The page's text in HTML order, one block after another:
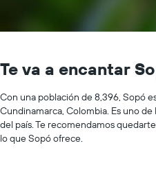
Te va a encantar
Con una población de 8,396, Sopó
Cundinamarca, Colombia. Es uno
del país. Te recomendamos
lo que Sopó ofrece.